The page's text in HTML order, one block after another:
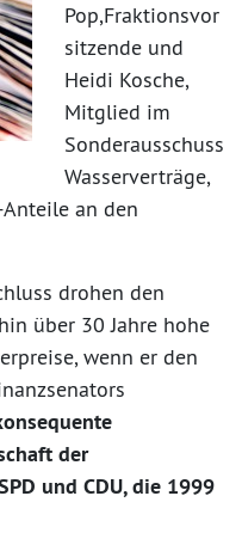
Pop,Fraktionsvor
sitzende und
Heidi Kosche,
Mitglied im
Sonderausschuss
Wasserverträge,
an den
drohen den
über 30 Jahre hohe
wenn er den
der
und CDU, die 1999